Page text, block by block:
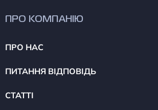
ПРО КОМПАНІЮ
ПРО НАС
ПИТАННЯ ВІДПОВІДЬ
СТАТТІ